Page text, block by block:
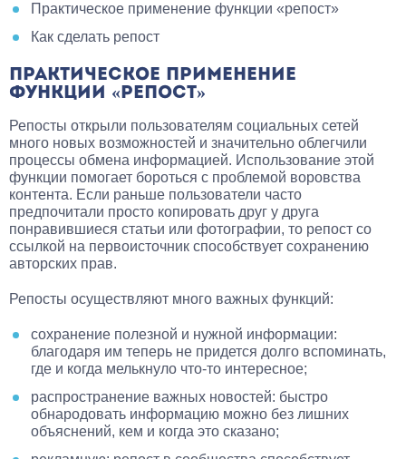
Практическое применение функции «репост»
Как сделать репост
ПРАКТИЧЕСКОЕ ПРИМЕНЕНИЕ
ФУНКЦИИ «РЕПОСТ»
Репосты открыли пользователям социальных сетей
много новых возможностей и значительно облегчили
процессы обмена информацией. Использование этой
функции помогает бороться с проблемой воровства
контента. Если раньше пользователи часто
предпочитали просто копировать друг у друга
понравившиеся статьи или фотографии, то репост со
ссылкой на первоисточник способствует сохранению
авторских прав.
Репосты осуществляют много важных функций:
сохранение полезной и нужной информации:
благодаря им теперь не придется долго вспоминать,
где и когда мелькнуло что-то интересное;
распространение важных новостей: быстро
обнародовать информацию можно без лишних
объяснений, кем и когда это сказано;